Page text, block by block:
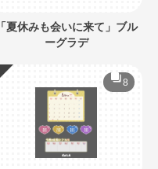
「夏休みも会いに来て」ブル
ーグラデ
8